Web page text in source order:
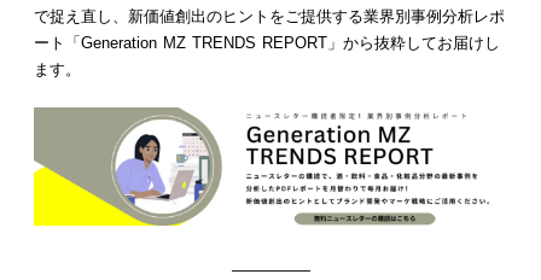
で捉え直し、新価値創出のヒントをご提供する業界別事例分析レポ
ート「Generation MZ TRENDS REPORT」から抜粋してお届けし
ます。
—————